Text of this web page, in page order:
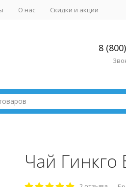
О нас Скидки и акции
8
Чай Гинкго